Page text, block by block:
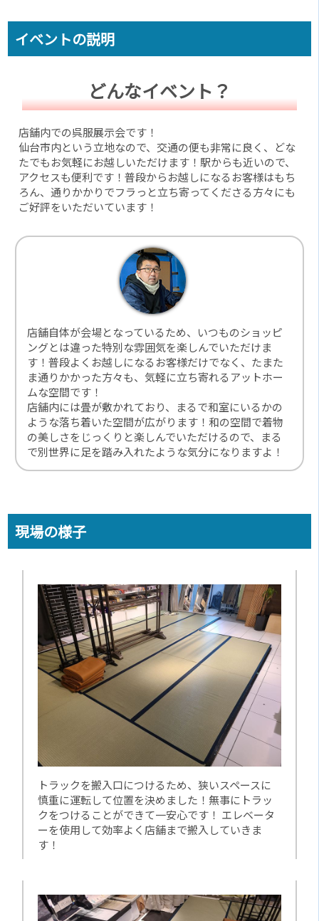
イベントの説明
どんなイベント？
店舗内での呉服展示会です！
仙台市内という立地なので、交通の便も非常に良く、どな
たでもお気軽にお越しいただけます！駅からも近いので、
アクセスも便利です！普段からお越しになるお客様はもち
ろん、通りかかりでフラっと立ち寄ってくださる方々にも
ご好評をいただいています！
店舗自体が会場となっているため、いつものショッピ
ングとは違った特別な雰囲気を楽しんでいただけま
す！普段よくお越しになるお客様だけでなく、たまた
ま通りかかった方々も、気軽に立ち寄れるアットホー
ムな空間です！
店舗内には畳が敷かれており、まるで和室にいるかの
ような落ち着いた空間が広がります！和の空間で着物
の美しさをじっくりと楽しんでいただけるので、まる
で別世界に足を踏み入れたような気分になりますよ！
現場の様子
トラックを搬入口につけるため、狭いスペースに
慎重に運転して位置を決めました！無事にトラッ
クをつけることができて一安心です！ エレベータ
ーを使用して効率よく店舗まで搬入していきま
す！